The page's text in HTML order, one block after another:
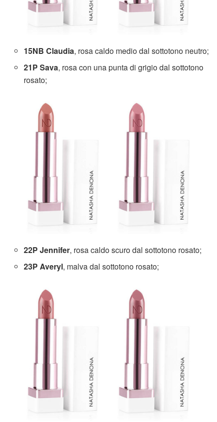
15NB Claudia, rosa caldo medio dal sottotono neutro;
21P Sava, rosa con una punta di grigio dal sottotono
rosato;
22P Jennifer, rosa caldo scuro dal sottotono rosato;
23P Averyl, malva dal sottotono rosato;